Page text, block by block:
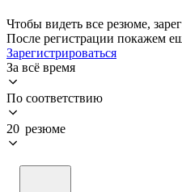
Чтобы видеть все резюме,
После регистрации покажем
Зарегистрироваться
За всё время
По соответствию
20 резюме